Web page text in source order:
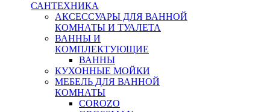
САНТЕХНИКА
АКСЕССУАРЫ ДЛЯ ВАННОЙ
КОМНАТЫ И ТУАЛЕТА
ВАННЫ И
КОМПЛЕКТУЮЩИЕ
ВАННЫ
КУХОННЫЕ МОЙКИ
МЕБЕЛЬ ДЛЯ ВАННОЙ
КОМНАТЫ
COROZO